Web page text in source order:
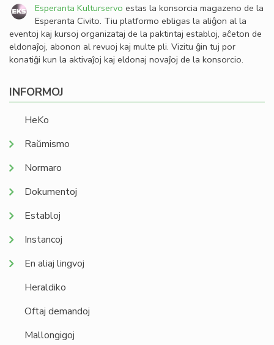
Esperanta Kulturservo estas la konsorcia magazeno de la
Esperanta Civito. Tiu platformo ebligas la aliĝon al la
eventoj kaj kursoj organizataj de la paktintaj establoj, aĉeton de
eldonaĵoj, abonon al revuoj kaj multe pli. Vizitu ĝin tuj por
konatiĝi kun la aktivaĵoj kaj eldonaj novaĵoj de la konsorcio.
INFORMOJ
HeKo
Raŭmismo
Normaro
Dokumentoj
Establoj
Instancoj
En aliaj lingvoj
Heraldiko
Oftaj demandoj
Mallongigoj